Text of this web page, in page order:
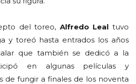
del toreo, Alfredo Leal tuvo
y toreó hasta entrados los años
que también se dedicó a la
en algunas películas y
de fungir a finales de los noventa